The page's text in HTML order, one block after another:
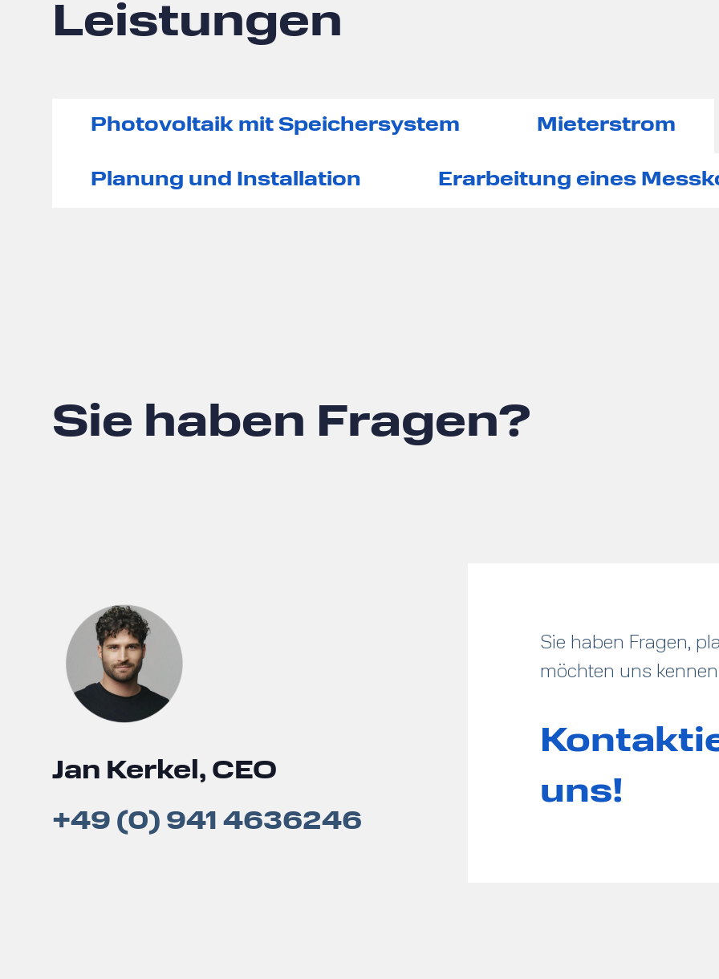
Leistungen
Photovoltaik mit Speichersystem Mieterstrom
Planung und Installation Erarbeitung eines
Sie haben Fragen?
Jan Kerkel, CEO
+49 (0) 941 4636246
Sie haben Fragen,
möchten uns
uns!